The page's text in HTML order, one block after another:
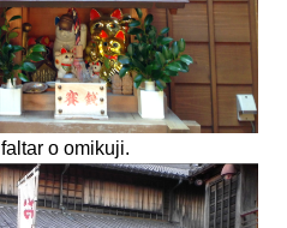
o omikuji.